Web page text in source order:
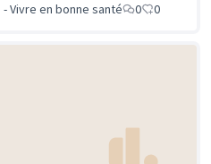
Vivre en bonne santé 0 0